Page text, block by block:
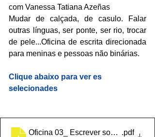
com Vanessa Tatiana Azeñas
Mudar de calçada, de casulo. Falar
outras línguas, ser ponte, ser rio, trocar
de pele...Oficina de escrita direcionada
para meninas e pessoas não binárias.
Clique abaixo para ver es
selecionades
Oficina 03_ Escrever sobre o
.pdf